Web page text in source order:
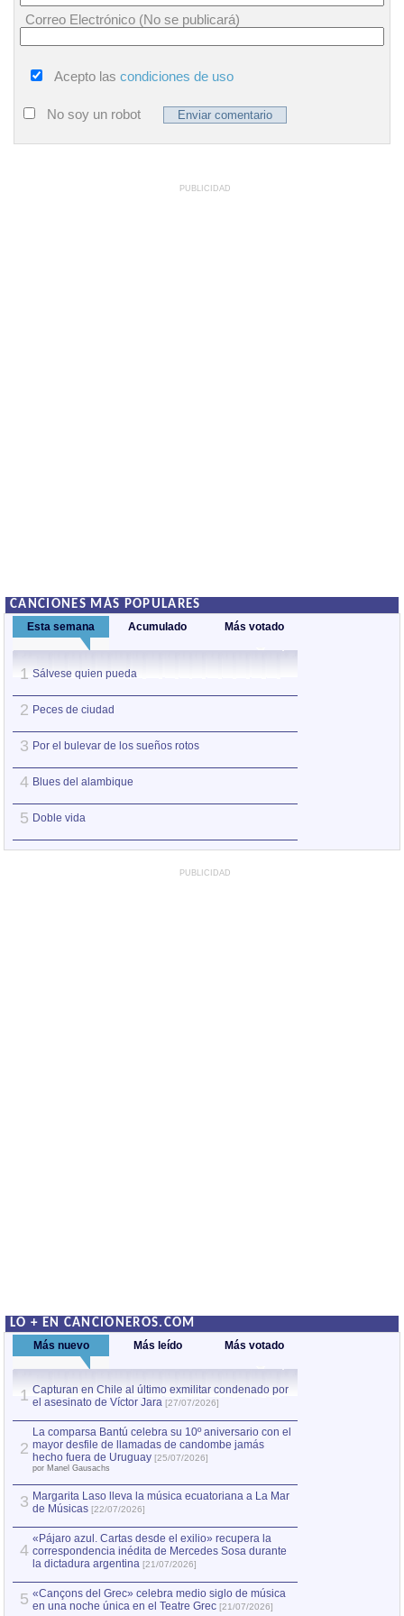
Correo Electrónico (No se publicará)
Acepto las condiciones de uso
No soy un robot
PUBLICIDAD
CANCIONES MÁS POPULARES
Esta semana Acumulado Más votado
1 Sálvese quien pueda
2 Peces de ciudad
3 Por el bulevar de los sueños rotos
4 Blues del alambique
5 Doble vida
PUBLICIDAD
LO + EN CANCIONEROS.COM
Más nuevo Más leído Más votado
1 Capturan en Chile al último exmilitar condenado por
el asesinato de Víctor Jara [27/07/2026]
2
La comparsa Bantú celebra su 10º aniversario con el
mayor desfile de llamadas de candombe jamás
hecho fuera de Uruguay [25/07/2026]
por Manel Gausachs
3 Margarita Laso lleva la música ecuatoriana a La Mar
de Músicas [22/07/2026]
4
«Pájaro azul. Cartas desde el exilio» recupera la
correspondencia inédita de Mercedes Sosa durante
la dictadura argentina [21/07/2026]
5 «Cançons del Grec» celebra medio siglo de música
en una noche única en el Teatre Grec [21/07/2026]